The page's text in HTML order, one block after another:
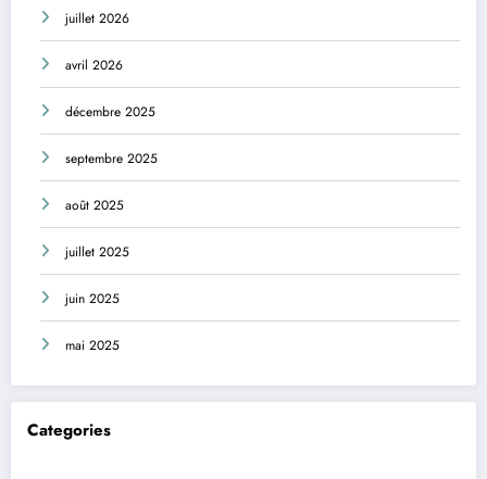
juillet 2026
avril 2026
décembre 2025
septembre 2025
août 2025
juillet 2025
juin 2025
mai 2025
Categories